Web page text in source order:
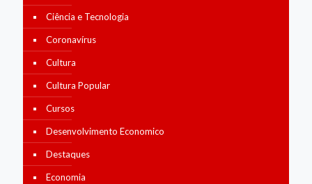
Ciência e Tecnologia
Coronavírus
Cultura
Cultura Popular
Cursos
Desenvolvimento Economico
Destaques
Economia